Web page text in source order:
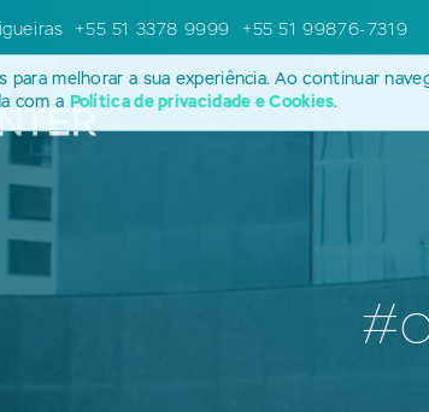
+55 51 3378 9999 +55 51 99876-7319
para melhorar a sua experiência. Ao continuar
com a Política de privacidade e Cookies.